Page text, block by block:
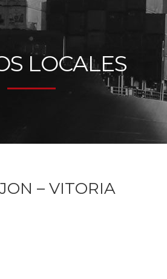
LOCALES
– VITORIA